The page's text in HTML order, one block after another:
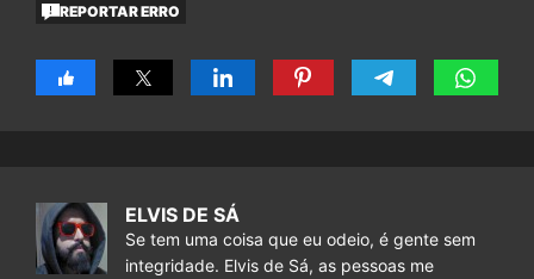
REPORTAR ERRO
ELVIS DE SÁ
Se tem uma coisa que eu odeio, é gente sem
integridade. Elvis de Sá, as pessoas me